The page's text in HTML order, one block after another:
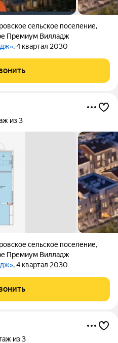
сельское поселение,
Премиум Вилладж
, 4 квартал 2030
из 3
сельское поселение,
Премиум Вилладж
, 4 квартал 2030
из 3